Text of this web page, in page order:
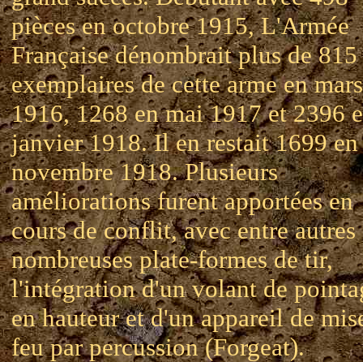
pièces en octobre 1915, L'Armée
Française dénombrait plus de 815
exemplaires de cette arme en mars
1916, 1268 en mai 1917 et 2396
janvier 1918. Il en restait 1699 en
novembre 1918. Plusieurs
améliorations furent apportées en
cours de conflit, avec entre autres
nombreuses plate-formes de tir,
l'intégration d'un volant de
en hauteur et d'un appareil de
feu par percussion (Forgeat).